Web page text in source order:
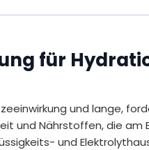
für
und lange,
und Nährstoffen, die am
und